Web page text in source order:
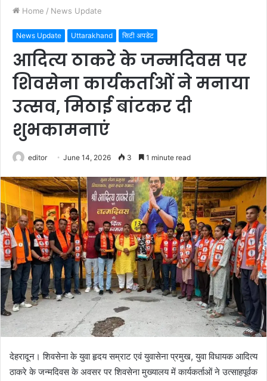
Home / News Update
News Update Uttarakhand सिटी अपडेट
आदित्य ठाकरे के जन्मदिवस पर
शिवसेना कार्यकर्ताओं ने मनाया
उत्सव, मिठाई बांटकर दी
शुभकामनाएं
editor June 14, 2026 3 1 minute read
देहरादून। शिवसेना के युवा हृदय सम्राट एवं युवासेना प्रमुख, युवा विधायक आदित्य
ठाकरे के जन्मदिवस के अवसर पर शिवसेना मुख्यालय में कार्यकर्ताओं ने उत्साहपूर्वक